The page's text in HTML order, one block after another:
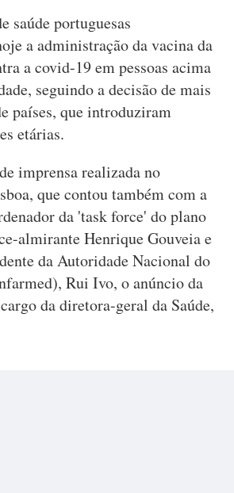
saúde portuguesas
a administração da vacina da
a covid-19 em pessoas acima
seguindo a decisão de mais
países, que introduziram
etárias.
imprensa realizada no
que contou também com a
da 'task force' do plano
almirante Henrique Gouveia e
da Autoridade Nacional do
Rui Ivo, o anúncio da
da diretora-geral da Saúde,